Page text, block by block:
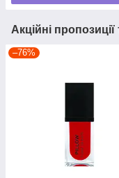
Акційні
–76%